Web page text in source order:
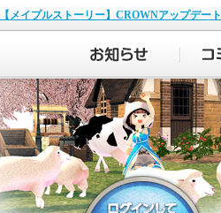
NEXON
【メイプルストーリー】CROWNアップデート